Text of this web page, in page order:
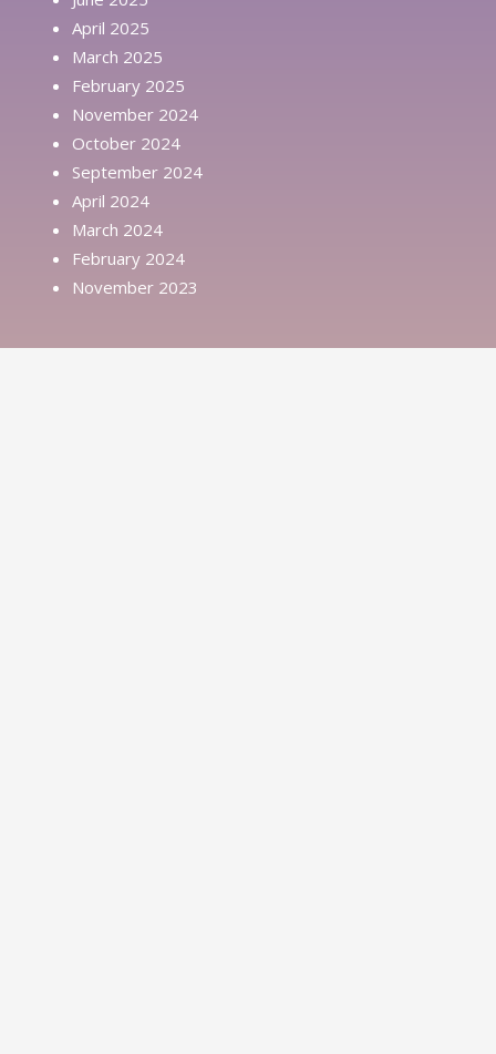
April 2025
March 2025
February 2025
November 2024
October 2024
September 2024
April 2024
March 2024
February 2024
November 2023